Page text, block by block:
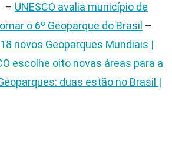
– UNESCO avalia município de
o 6º Geoparque do Brasil –
novos Geoparques Mundiais |
escolhe oito novas áreas para a
duas estão no Brasil |